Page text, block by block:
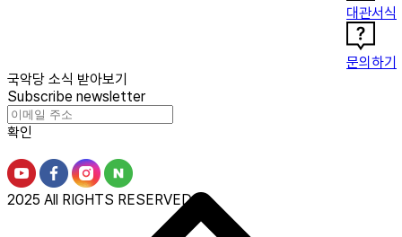
대관서식
문의하기
국악당 소식 받아보기
Subscribe newsletter
확인
2025 All RIGHTS RESERVED.